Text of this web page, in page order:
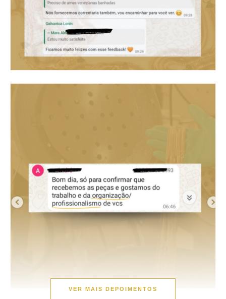
VER MAIS DEPOIMENTOS